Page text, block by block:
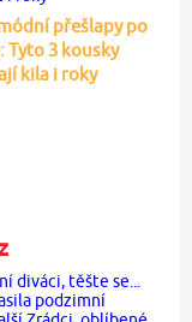
přešlapy po
Tyto 3 kousky
kila i roky